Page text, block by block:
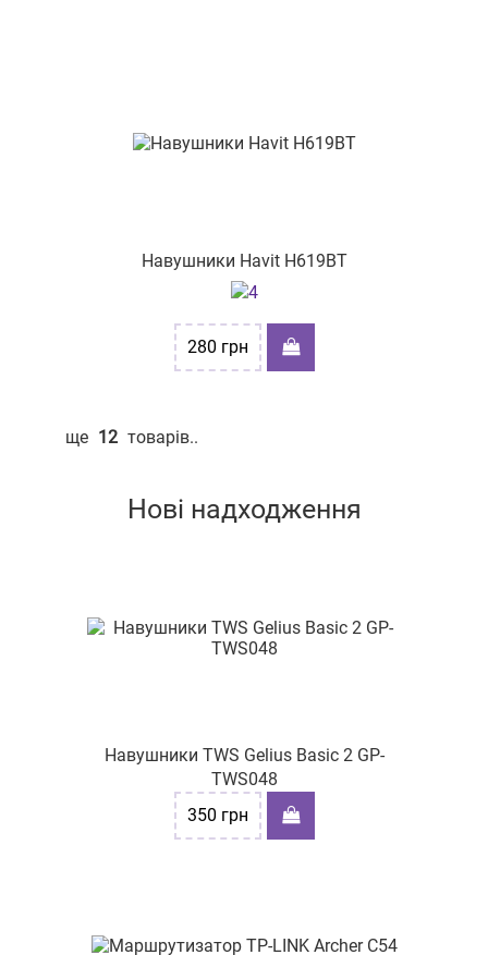
Навушники Havit H619BT
280 грн
ще 12 товарів..
Нові надходження
Навушники TWS Gelius Basic 2 GP-
TWS048
350 грн